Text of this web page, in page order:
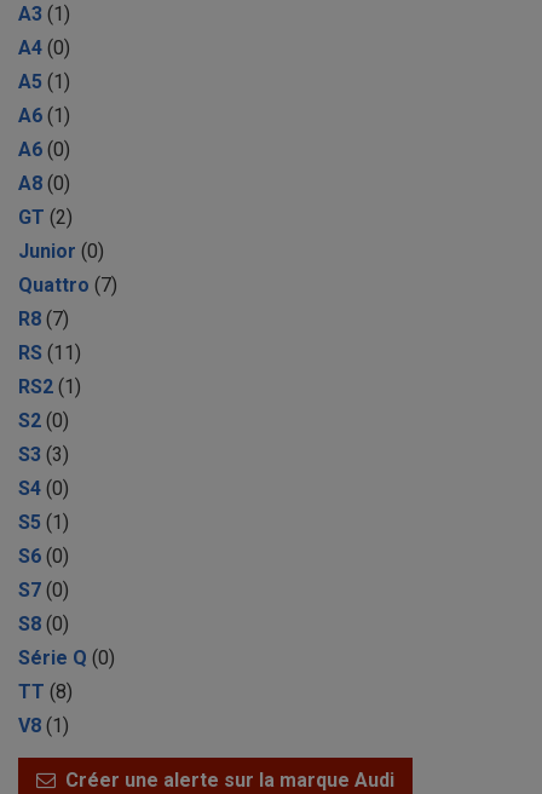
A3 (1)
A4 (0)
A5 (1)
A6 (1)
A6 (0)
A8 (0)
GT (2)
Junior (0)
Quattro (7)
R8 (7)
RS (11)
RS2 (1)
S2 (0)
S3 (3)
S4 (0)
S5 (1)
S6 (0)
S7 (0)
S8 (0)
Série Q (0)
TT (8)
V8 (1)
Créer une alerte sur la marque Audi